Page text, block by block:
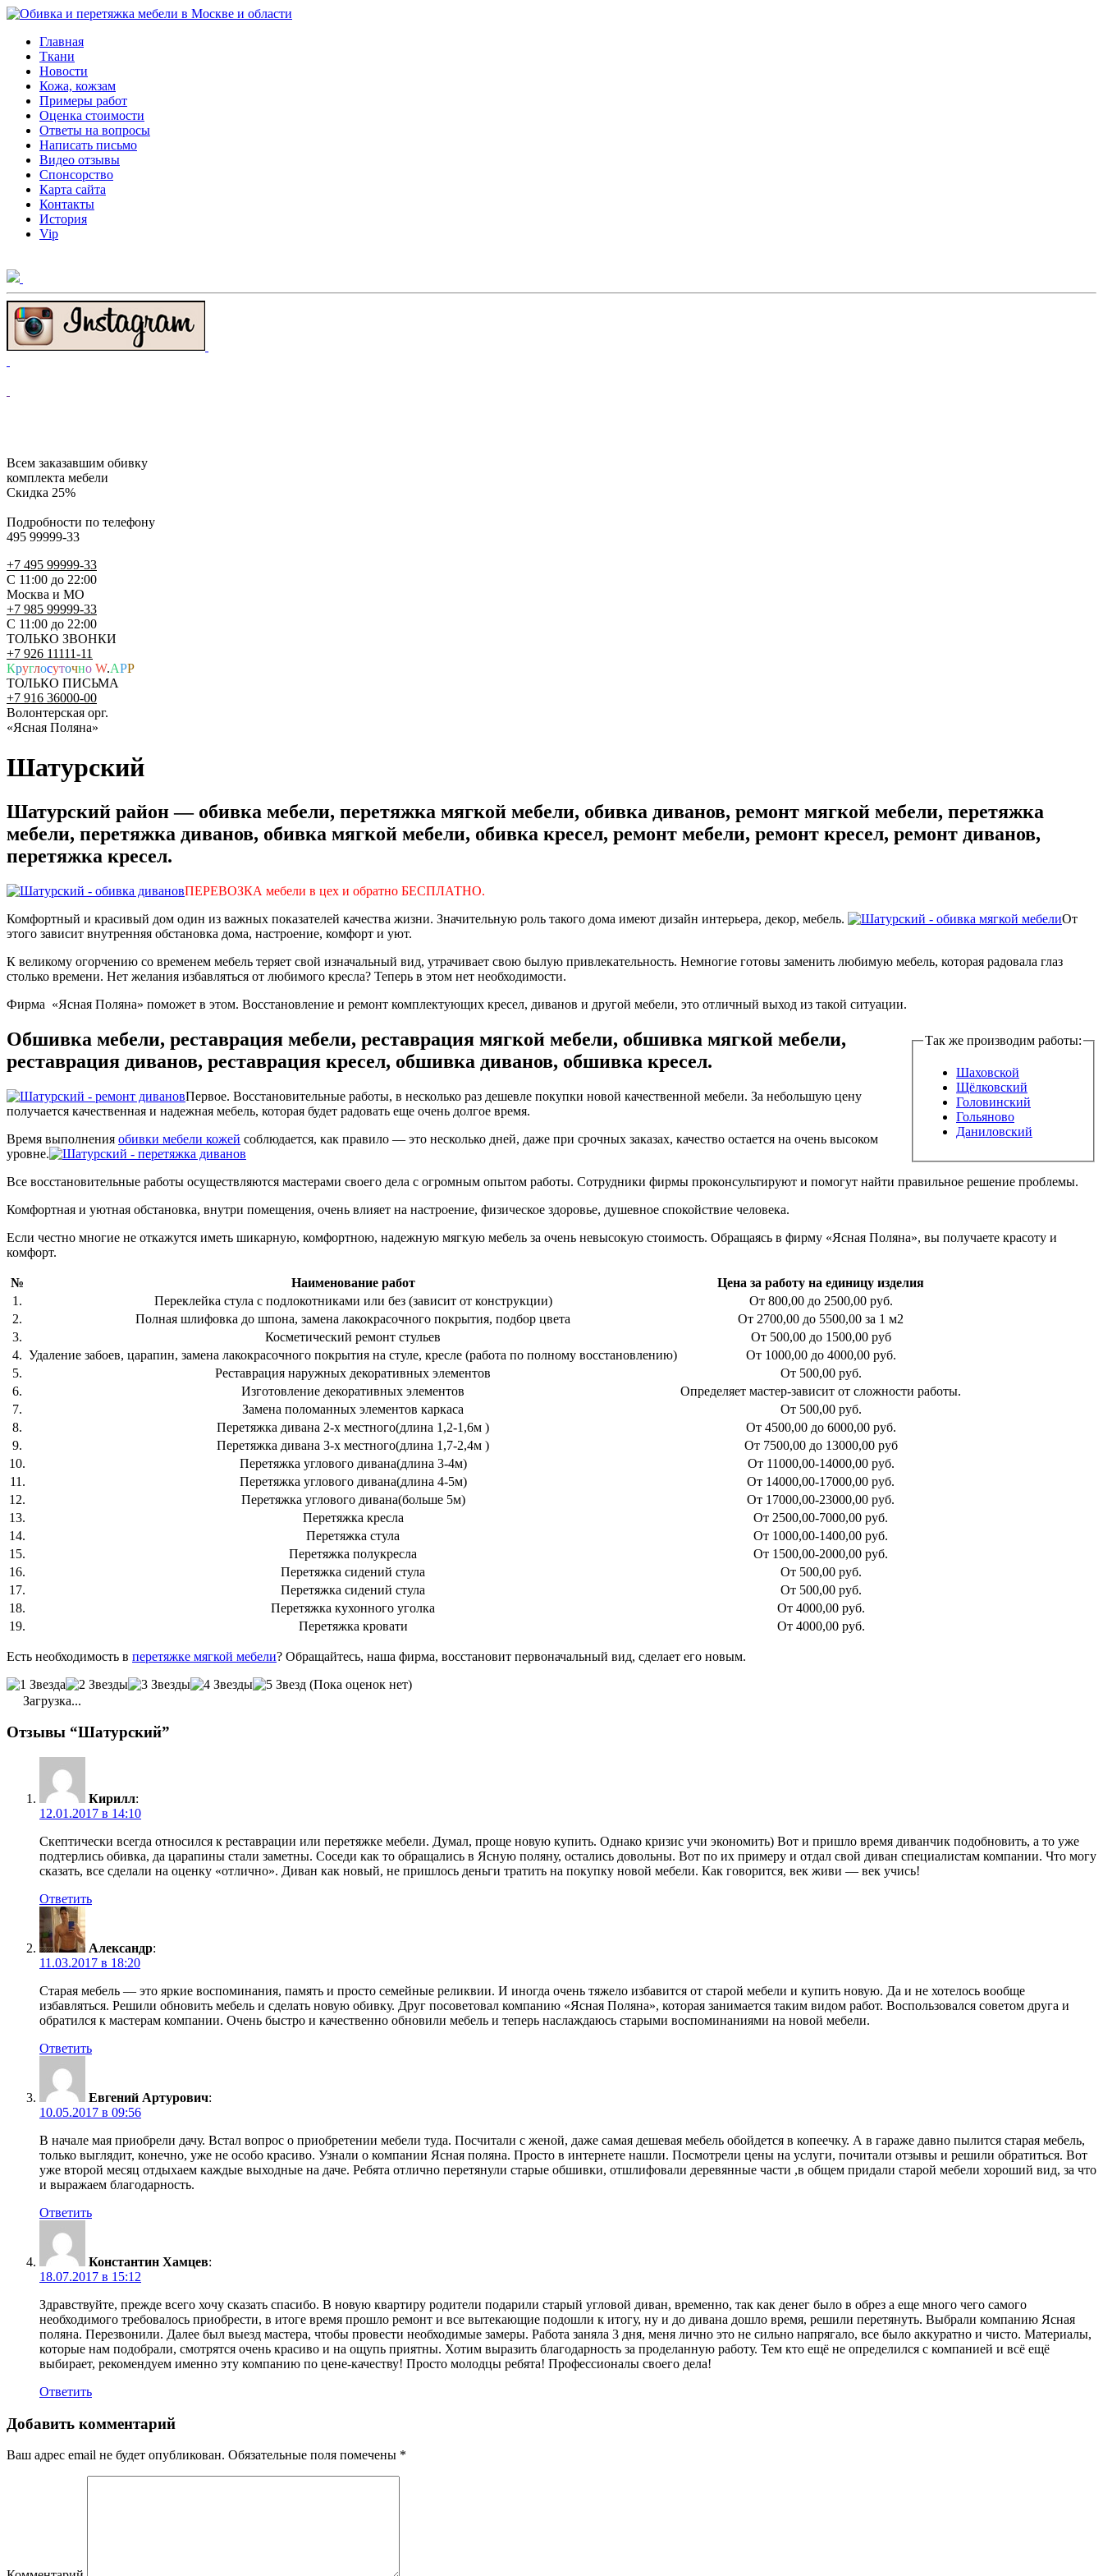
Главная
Ткани
Новости
Кожа, кожзам
Примеры работ
Оценка стоимости
Ответы на вопросы
Написать письмо
Видео отзывы
Спонсорство
Карта сайта
Контакты
История
Vip
Всем заказавшим обивку
комплекта мебели
Скидка 25%
Подробности по телефону
495 99999-33
+7 495 99999-33
С 11:00 до 22:00
Москва и МО
+7 985 99999-33
С 11:00 до 22:00
ТОЛЬКО ЗВОНКИ
+7 926 11111-11
Круглосуточно W.APP
ТОЛЬКО ПИСЬМА
+7 916 36000-00
Волонтерская орг.
«Ясная Поляна»
Шатурский
Шатурский район — обивка мебели, перетяжка мягкой мебели, обивка диванов, ремонт мягкой мебели, перетяжка
мебели, перетяжка диванов, обивка мягкой мебели, обивка кресел, ремонт мебели, ремонт кресел, ремонт диванов,
перетяжка кресел.
ПЕРЕВОЗКА мебели в цех и обратно БЕСПЛАТНО.
Комфортный и красивый дом один из важных показателей качества жизни. Значительную роль такого дома имеют дизайн интерьера, декор, мебель.
От
этого зависит внутренняя обстановка дома, настроение, комфорт и уют.
К великому огорчению со временем мебель теряет свой изначальный вид, утрачивает свою былую привлекательность. Немногие готовы заменить любимую мебель, которая радовала глаз
столько времени. Нет желания избавляться от любимого кресла? Теперь в этом нет необходимости.
Фирма «Ясная Поляна» поможет в этом. Восстановление и ремонт комплектующих кресел, диванов и другой мебели, это отличный выход из такой ситуации.
Так же производим работы:
Шаховской
Щёлковский
Головинский
Гольяново
Даниловский
Обшивка мебели, реставрация мебели, реставрация мягкой мебели, обшивка мягкой мебели,
реставрация диванов, реставрация кресел, обшивка диванов, обшивка кресел.
Первое. Восстановительные работы, в несколько раз дешевле покупки новой качественной мебели. За небольшую цену
получается качественная и надежная мебель, которая будет радовать еще очень долгое время.
Время выполнения обивки мебели кожей соблюдается, как правило — это несколько дней, даже при срочных заказах, качество остается на очень высоком
уровне.
Все восстановительные работы осуществляются мастерами своего дела с огромным опытом работы. Сотрудники фирмы проконсультируют и помогут найти правильное решение проблемы.
Комфортная и уютная обстановка, внутри помещения, очень влияет на настроение, физическое здоровье, душевное спокойствие человека.
Если честно многие не откажутся иметь шикарную, комфортною, надежную мягкую мебель за очень невысокую стоимость. Обращаясь в фирму «Ясная Поляна», вы получаете красоту и
комфорт.
№ Наименование работ
Цена за работу на единицу изделия
1.
Переклейка стула с подлокотниками или без (зависит от конструкции)
От 800,00 до 2500,00 руб.
2.
Полная шлифовка до шпона, замена лакокрасочного покрытия, подбор цвета
От 2700,00 до 5500,00 за 1 м2
3.
Косметический ремонт стульев
От 500,00 до 1500,00 руб
4. Удаление забоев, царапин, замена лакокрасочного покрытия на стуле, кресле (работа по полному восстановлению)
От 1000,00 до 4000,00 руб.
5.
Реставрация наружных декоративных элементов
От 500,00 руб.
6.
Изготовление декоративных элементов
Определяет мастер-зависит от сложности работы.
7.
Замена поломанных элементов каркаса
От 500,00 руб.
8.
Перетяжка дивана 2-х местного(длина 1,2-1,6м )
От 4500,00 до 6000,00 руб.
9.
Перетяжка дивана 3-х местного(длина 1,7-2,4м )
От 7500,00 до 13000,00 руб
10.
Перетяжка углового дивана(длина 3-4м)
От 11000,00-14000,00 руб.
11.
Перетяжка углового дивана(длина 4-5м)
От 14000,00-17000,00 руб.
12.
Перетяжка углового дивана(больше 5м)
От 17000,00-23000,00 руб.
13.
Перетяжка кресла
От 2500,00-7000,00 руб.
14.
Перетяжка стула
От 1000,00-1400,00 руб.
15.
Перетяжка полукресла
От 1500,00-2000,00 руб.
16.
Перетяжка сидений стула
От 500,00 руб.
17.
Перетяжка сидений стула
От 500,00 руб.
18.
Перетяжка кухонного уголка
От 4000,00 руб.
19.
Перетяжка кровати От 4000,00 руб.
Есть необходимость в перетяжке мягкой мебели? Обращайтесь, наша фирма, восстановит первоначальный вид, сделает его новым.
(Пока оценок нет)
Загрузка...
Отзывы “Шатурский”
Кирилл:
12.01.2017 в 14:10
Скептически всегда относился к реставрации или перетяжке мебели. Думал, проще новую купить. Однако кризис учи экономить) Вот и пришло время диванчик подобновить, а то уже
подтерлись обивка, да царапины стали заметны. Соседи как то обращались в Ясную поляну, остались довольны. Вот по их примеру и отдал свой диван специалистам компании. Что могу
сказать, все сделали на оценку «отлично». Диван как новый, не пришлось деньги тратить на покупку новой мебели. Как говорится, век живи — век учись!
Ответить
Александр:
11.03.2017 в 18:20
Старая мебель — это яркие воспоминания, память и просто семейные реликвии. И иногда очень тяжело избавится от старой мебели и купить новую. Да и не хотелось вообще
избавляться. Решили обновить мебель и сделать новую обивку. Друг посоветовал компанию «Ясная Поляна», которая занимается таким видом работ. Воспользовался советом друга и
обратился к мастерам компании. Очень быстро и качественно обновили мебель и теперь наслаждаюсь старыми воспоминаниями на новой мебели.
Ответить
Евгений Артурович:
10.05.2017 в 09:56
В начале мая приобрели дачу. Встал вопрос о приобретении мебели туда. Посчитали с женой, даже самая дешевая мебель обойдется в копеечку. А в гараже давно пылится старая мебель,
только выглядит, конечно, уже не особо красиво. Узнали о компании Ясная поляна. Просто в интернете нашли. Посмотрели цены на услуги, почитали отзывы и решили обратиться. Вот
уже второй месяц отдыхаем каждые выходные на даче. Ребята отлично перетянули старые обшивки, отшлифовали деревянные части ,в общем придали старой мебели хороший вид, за что
и выражаем благодарность.
Ответить
Константин Хамцев:
18.07.2017 в 15:12
Здравствуйте, прежде всего хочу сказать спасибо. В новую квартиру родители подарили старый угловой диван, временно, так как денег было в обрез а еще много чего самого
необходимого требовалось приобрести, в итоге время прошло ремонт и все вытекающие подошли к итогу, ну и до дивана дошло время, решили перетянуть. Выбрали компанию Ясная
поляна. Перезвонили. Далее был выезд мастера, чтобы провести необходимые замеры. Работа заняла 3 дня, меня лично это не сильно напрягало, все было аккуратно и чисто. Материалы,
которые нам подобрали, смотрятся очень красиво и на ощупь приятны. Хотим выразить благодарность за проделанную работу. Тем кто ещё не определился с компанией и всё ещё
выбирает, рекомендуем именно эту компанию по цене-качеству! Просто молодцы ребята! Профессионалы своего дела!
Ответить
Добавить комментарий
Ваш адрес email не будет опубликован. Обязательные поля помечены *